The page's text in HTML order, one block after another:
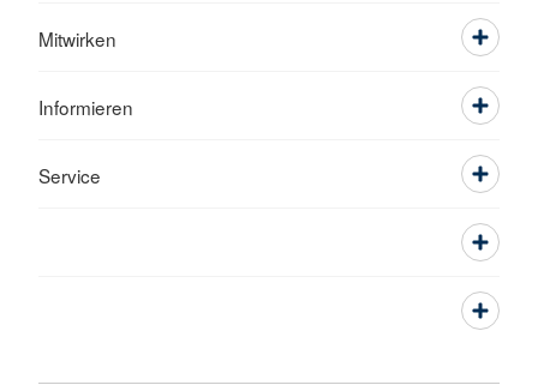
Mitwirken
Informieren
Service